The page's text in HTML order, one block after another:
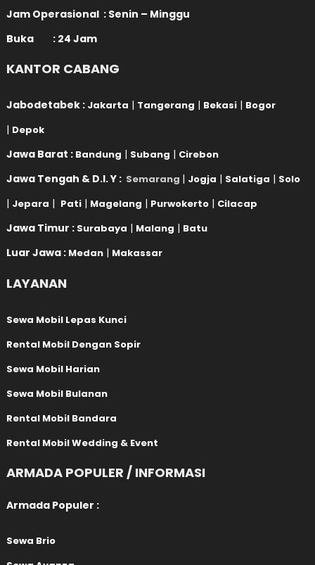
Jam Operasional : Senin – Minggu
Buka : 24 Jam
KANTOR CABANG
Jabodetabek : Jakarta | Tangerang | Bekasi | Bogor
| Depok
Jawa Barat : Bandung | Subang | Cirebon
Jawa Tengah & D.I. Y : Semarang | Jogja | Salatiga | Solo
| Jepara | Pati | Magelang | Purwokerto | Cilacap
Jawa Timur : Surabaya | Malang | Batu
Luar Jawa : Medan | Makassar
LAYANAN
Sewa Mobil Lepas Kunci
Rental Mobil Dengan Sopir
Sewa Mobil Harian
Sewa Mobil Bulanan
Rental Mobil Bandara
Rental Mobil Wedding & Event
ARMADA POPULER / INFORMASI
Armada Populer :
Sewa Brio